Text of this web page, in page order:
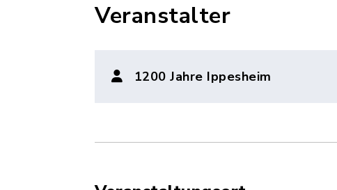
Veranstalter
1200 Jahre Ippesheim